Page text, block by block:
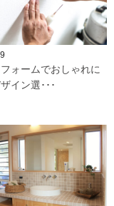
ォームでおしゃれに
イン選･･･